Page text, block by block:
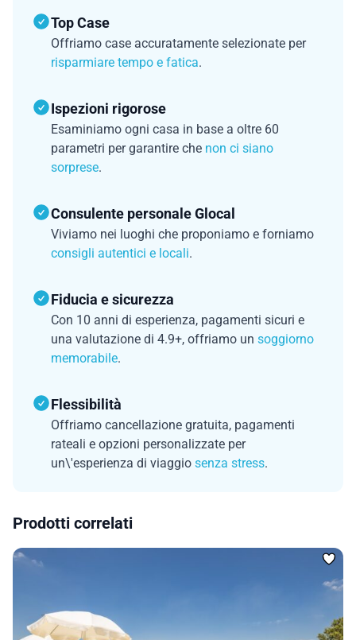
Top Case
Offriamo case accuratamente selezionate per
risparmiare tempo e fatica.
Ispezioni rigorose
Esaminiamo ogni casa in base a oltre 60
parametri per garantire che non ci siano
sorprese.
Consulente personale Glocal
Viviamo nei luoghi che proponiamo e forniamo
consigli autentici e locali.
Fiducia e sicurezza
Con 10 anni di esperienza, pagamenti sicuri e
una valutazione di 4.9+, offriamo un soggiorno
memorabile.
Flessibilità
Offriamo cancellazione gratuita, pagamenti
rateali e opzioni personalizzate per
un\'esperienza di viaggio senza stress.
Prodotti correlati